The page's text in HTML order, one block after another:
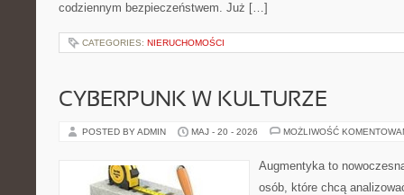
codziennym bezpieczeństwem. Już […]
CATEGORIES: NIERUCHOMOŚCI
CYBERPUNK W KULTURZE
POSTED BY ADMIN MAJ - 20 - 2026 MOŻLIWOŚĆ
Augmentyka to
osób, które chcą